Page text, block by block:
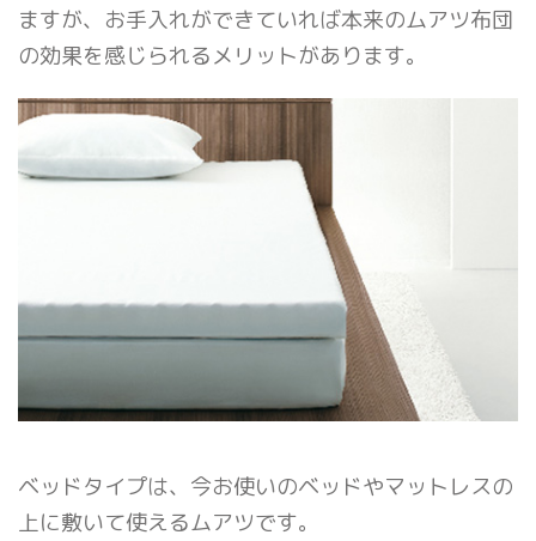
ますが、お手入れができていれば本来のムアツ布団
の効果を感じられるメリットがあります。
ベッドタイプは、今お使いのベッドやマットレスの
上に敷いて使えるムアツです。